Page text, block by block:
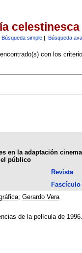
celestinesca
Búsqueda simple| Búsqueda
con los
en la adaptación
público
Revista
Fascículo
; Gerardo Vera
de la película de 1996.